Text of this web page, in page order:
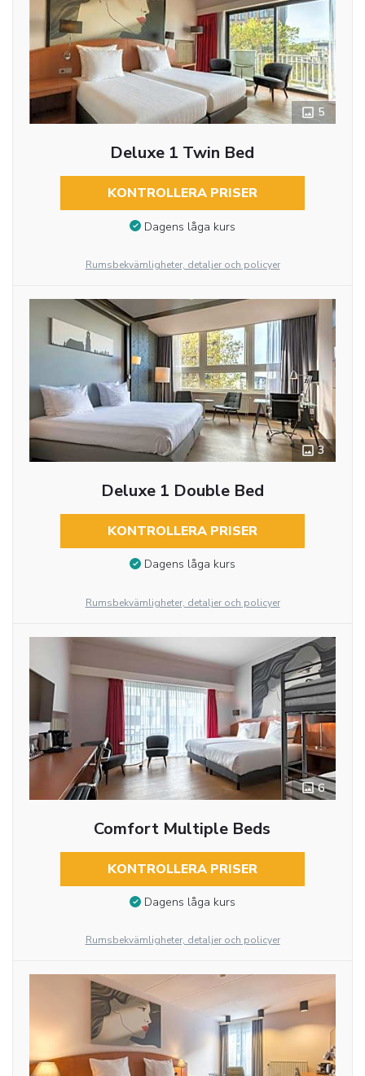
5
Deluxe 1 Twin Bed
KONTROLLERA PRISER
Dagens låga kurs
Rumsbekvämligheter, detaljer och policyer
3
Deluxe 1 Double Bed
KONTROLLERA PRISER
Dagens låga kurs
Rumsbekvämligheter, detaljer och policyer
6
Comfort Multiple Beds
KONTROLLERA PRISER
Dagens låga kurs
Rumsbekvämligheter, detaljer och policyer